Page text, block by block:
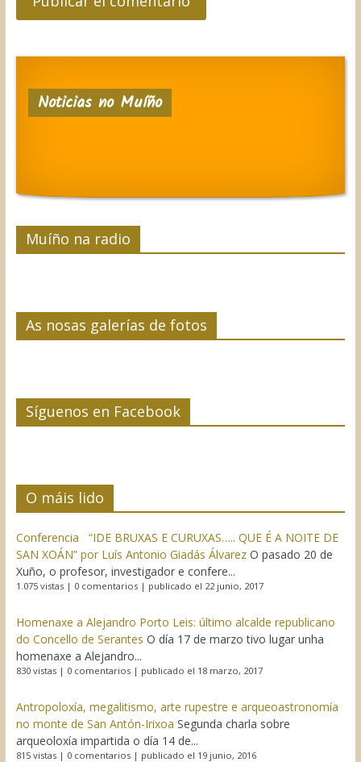
Noticias no Muíño
Muíño na radio
As nosas galerías de fotos
Síguenos en Facebook
O máis lido
Conferencia “IDE BRUXAS E CURUXAS….. QUE É A NOITE DE
SAN XOÁN” por Luís Antonio Giadás Álvarez O pasado 20 de
Xuño, o profesor, investigador e confere...
1.075 vistas| 0 comentarios| publicado el 22 junio, 2017
Homenaxe a Alejandro Porto Leis: último alcalde republicano
do Concello de Serantes O día 17 de marzo tivo lugar unha
homenaxe a Alejandro...
830 vistas| 0 comentarios| publicado el 18 marzo, 2017
Antropoloxía, megalitismo, arte rupestre e arqueoastronomía
no monte de San Antón-Irixoa Segunda charla sobre
arqueoloxía impartida o día 14 de...
815 vistas| 0 comentarios| publicado el 19 junio, 2016